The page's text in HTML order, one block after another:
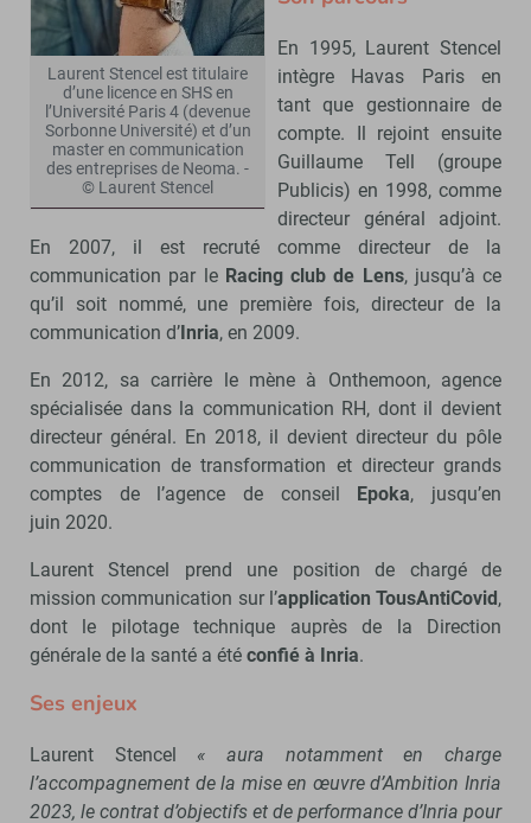
Laurent Stencel est titulaire
d’une licence en SHS en
l’Université Paris 4 (devenue
Sorbonne Université) et d’un
master en communication
des entreprises de Neoma. -
© Laurent Stencel
En 1995, Laurent Stencel
intègre Havas Paris en
tant que gestionnaire de
compte. Il rejoint ensuite
Guillaume Tell (groupe
Publicis) en 1998, comme
directeur général adjoint.
En 2007, il est recruté comme directeur de la
communication par le Racing club de Lens, jusqu’à ce
qu’il soit nommé, une première fois, directeur de la
communication d’Inria, en 2009.
En 2012, sa carrière le mène à Onthemoon, agence
spécialisée dans la communication RH, dont il devient
directeur général. En 2018, il devient directeur du pôle
communication de transformation et directeur grands
comptes de l’agence de conseil Epoka, jusqu’en
juin 2020.
Laurent Stencel prend une position de chargé de
mission communication sur l’application TousAntiCovid,
dont le pilotage technique auprès de la Direction
générale de la santé a été confié à Inria.
Ses enjeux
Laurent Stencel « aura notamment en charge
l’accompagnement de la mise en œuvre d’Ambition Inria
2023, le contrat d’objectifs et de performance d’Inria pour